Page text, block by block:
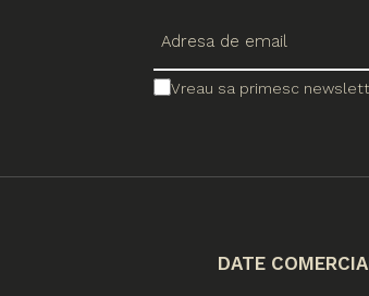
Vreau sa primesc
DATE